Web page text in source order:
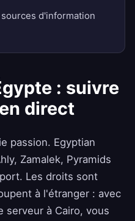
d'information
: suivre
direct
passion. Egyptian
Zamalek, Pyramids
Les droits sont
à l'étranger : avec
serveur à Cairo, vous